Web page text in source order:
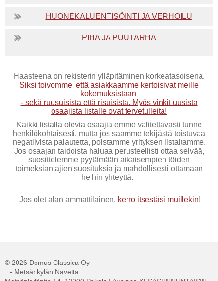
HUONEKALUENTISÖINTI JA VERHOILU
PIHA JA PUUTARHA
Haasteena on rekisterin ylläpitäminen korkeatasoisena.
Siksi toivomme, että asiakkaamme kertoisivat meille
kokemuksistaan
- sekä ruusuisista että risuisista. Myös vinkit uusista
osaajista listalle ovat tervetulleita!
Kaikki listalla olevia osaajia emme valitettavasti tunne
henkilökohtaisesti, mutta jos saamme tekijästä toistuvaa
negatiivista palautetta, poistamme yrityksen listaltamme.
Jos osaajan taidoista haluaa perusteellisti ottaa selvää,
suosittelemme pyytämään aikaisempien töiden
toimeksiantajien suosituksia ja mahdollisesti ottamaan
heihin yhteyttä.
Jos olet alan ammattilainen, kerro itsestäsi muillekin!
© 2026 Domus Classica Oy
- Metsänkylän Navetta